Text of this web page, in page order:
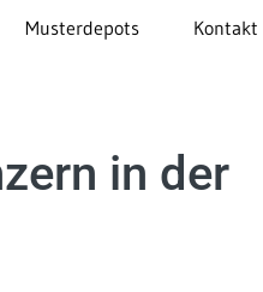
Musterdepots Kontakt
in der